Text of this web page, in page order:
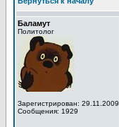
Баламут
Политолог
Зарегистрирован: 29.11.2009
Сообщения: 1929